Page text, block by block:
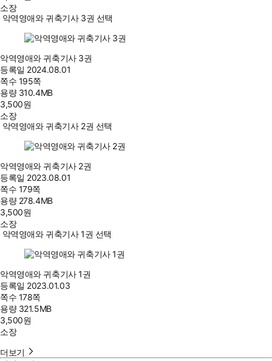
소장
악역영애와 귀축기사 3권 선택
악역영애와 귀축기사 3권
등록일 2024.08.01
쪽수 195쪽
용량 310.4MB
3,500원
소장
악역영애와 귀축기사 2권 선택
악역영애와 귀축기사 2권
등록일 2023.08.01
쪽수 179쪽
용량 278.4MB
3,500원
소장
악역영애와 귀축기사 1권 선택
악역영애와 귀축기사 1권
등록일 2023.01.03
쪽수 178쪽
용량 321.5MB
3,500원
소장
더보기